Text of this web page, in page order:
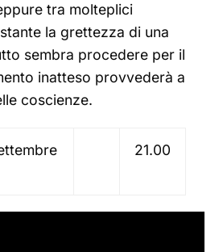
tra molteplici
la grettezza di una
sembra procedere per il
inatteso provvederà a
coscienze.
21.00